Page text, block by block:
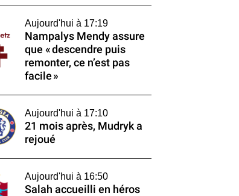
Aujourd'hui à 17:19
Nampalys Mendy assure
que « descendre puis
remonter, ce n’est pas
facile »
Aujourd'hui à 17:10
21 mois après, Mudryk a
rejoué
Aujourd'hui à 16:50
Salah accueilli en héros